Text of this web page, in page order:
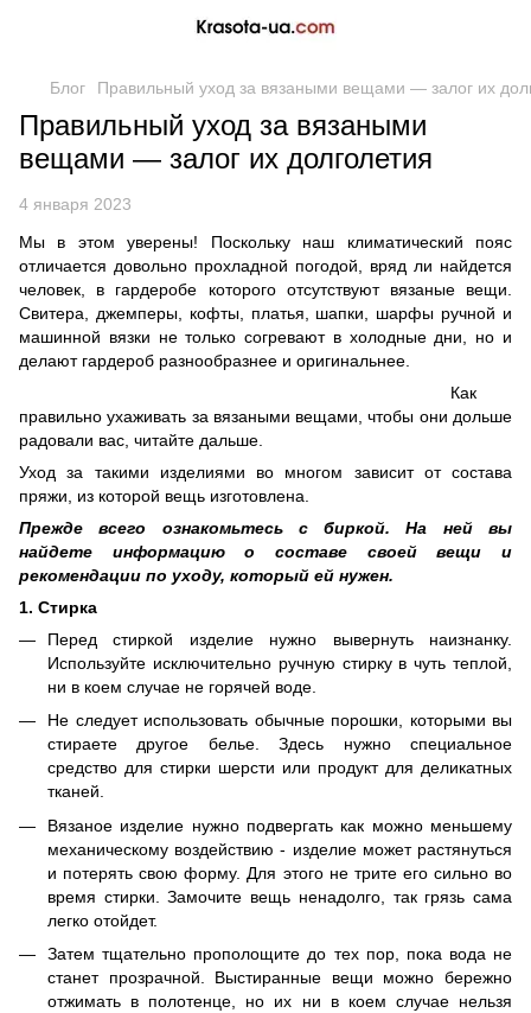
Блог Правильный уход за вязаными вещами — залог их
Правильный уход за вязаными
вещами — залог их долголетия
4 января 2023
Мы в этом уверены! Поскольку наш климатический пояс
отличается довольно прохладной погодой, вряд ли найдется
человек, в гардеробе которого отсутствуют вязаные вещи.
Свитера, джемперы, кофты, платья, шапки, шарфы ручной и
машинной вязки не только согревают в холодные дни, но и
делают гардероб разнообразнее и оригинальнее.
Как
правильно ухаживать за вязаными вещами, чтобы они дольше
радовали вас, читайте дальше.
Уход за такими изделиями во многом зависит от состава
пряжи, из которой вещь изготовлена.
Прежде всего ознакомьтесь с биркой. На ней вы
найдете информацию о составе своей вещи и
рекомендации по уходу, который ей нужен.
1. Стирка
Перед стиркой изделие нужно вывернуть наизнанку.
Используйте исключительно ручную стирку в чуть теплой,
ни в коем случае не горячей воде.
Не следует использовать обычные порошки, которыми вы
стираете другое белье. Здесь нужно специальное
средство для стирки шерсти или продукт для деликатных
тканей.
Вязаное изделие нужно подвергать как можно меньшему
механическому воздействию - изделие может растянуться
и потерять свою форму. Для этого не трите его сильно во
время стирки. Замочите вещь ненадолго, так грязь сама
легко отойдет.
Затем тщательно прополощите до тех пор, пока вода не
станет прозрачной. Выстиранные вещи можно бережно
отжимать в полотенце, но их ни в коем случае нельзя